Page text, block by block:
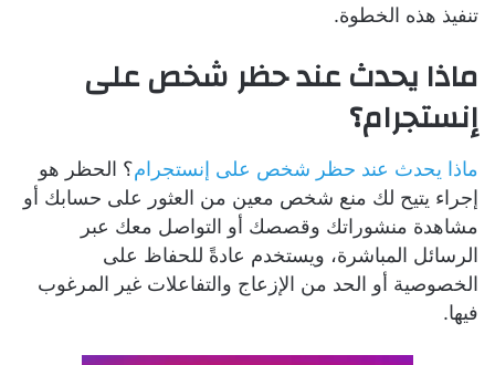
تنفيذ هذه الخطوة.
ماذا يحدث عند حظر شخص على
إنستجرام؟
ماذا يحدث عند حظر شخص على إنستجرام؟ الحظر هو
إجراء يتيح لك منع شخص معين من العثور على حسابك أو
مشاهدة منشوراتك وقصصك أو التواصل معك عبر
الرسائل المباشرة، ويستخدم عادةً للحفاظ على
الخصوصية أو الحد من الإزعاج والتفاعلات غير المرغوب
فيها.